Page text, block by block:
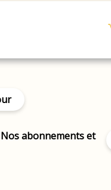
Nos abonnements et